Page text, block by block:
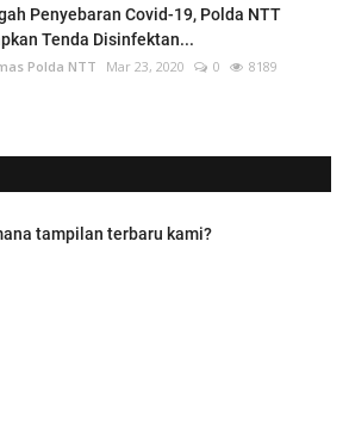
Penyebaran Covid-19, Polda NTT
Tenda Disinfektan...
Polda NTT Mar 23, 2020 0 8189
tampilan terbaru kami?